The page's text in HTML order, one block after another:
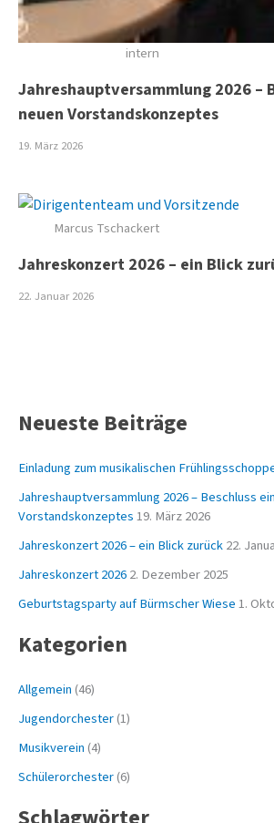
intern
Jahreshauptversammlung 2026 –
neuen Vorstandskonzeptes
19. März 2026
Marcus Tschackert
Jahreskonzert 2026 – ein Blick
22. Januar 2026
Neueste Beiträge
Einladung zum musikalischen
Jahreshauptversammlung 2026 – Beschluss
Vorstandskonzeptes19. März 2026
Jahreskonzert 2026 – ein Blick zurück22.
Jahreskonzert 20262. Dezember 2025
Geburtstagsparty auf Bürmscher Wiese1.
Kategorien
Allgemein (46)
Jugendorchester(1)
Musikverein (4)
Schülerorchester(6)